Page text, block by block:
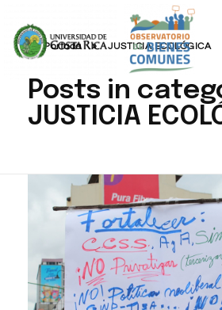
Portada » JUSTICIA ECOLÓGICA
Posts in
JUSTICIA